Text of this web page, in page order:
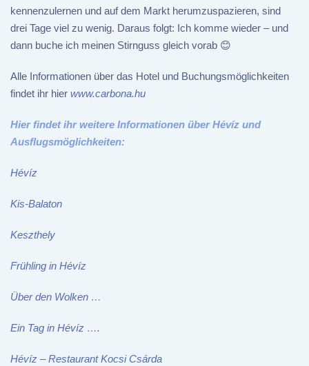
kennenzulernen und auf dem Markt herumzuspazieren, sind
drei Tage viel zu wenig. Daraus folgt: Ich komme wieder – und
dann buche ich meinen Stirnguss gleich vorab 😊
Alle Informationen über das Hotel und Buchungsmöglichkeiten
findet ihr hier www.carbona.hu
Hier findet ihr weitere Informationen über Hévíz und
Ausflugsmöglichkeiten:
Hévíz
Kis-Balaton
Keszthely
Frühling in Hévíz
Über den Wolken …
Ein Tag in Hévíz ….
Hévíz – Restaurant Kocsi Csárda